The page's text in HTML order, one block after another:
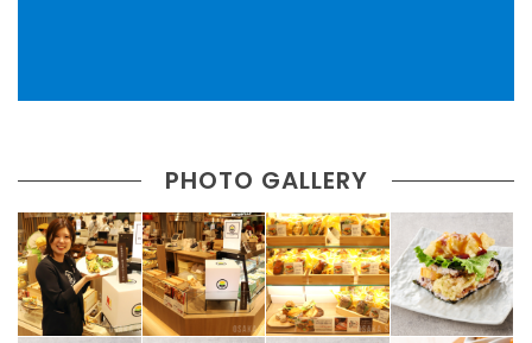
PHOTO GALLERY